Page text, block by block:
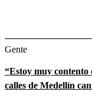
Gente
“Estoy muy contento
calles de Medellín